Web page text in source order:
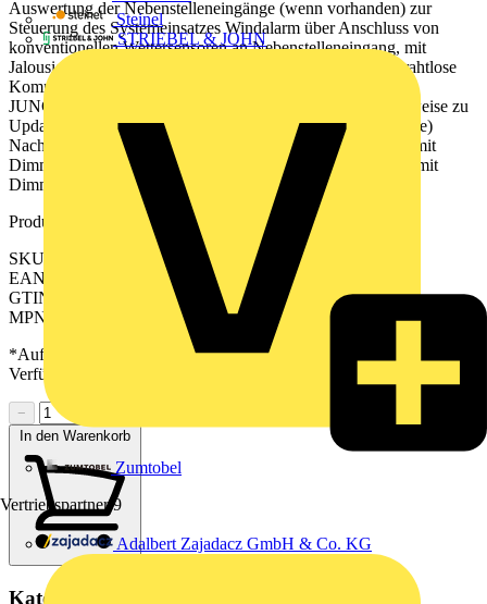
Steinel
STRIEBEL & JOHN
Zumtobel
Vertriebspartner 9
Adalbert Zajadacz GmbH & Co. KG
Auswertung der Nebenstelleneingänge (wenn vorhanden) zur
Steuerung des Systemeinsatzes Windalarm über Anschluss von
konventionellen Wettersensoren an Nebenstelleneingang, mit
Jalousieeinsatz Bluetooth® Mesh für voll verschlüsselte drahtlose
Kommunikation und Repeaterfunktion Updatefähig über
JUNG HOME App Zukünftig per Update verfügbar: (Hinweise zu
Updates und Terminen finden sie unter jung.group/junghome)
Nachtlichtfunktion mit Zeitraum für Helligkeitsabsenkung, mit
Dimmeinsatz Hotelfunktion (Orientierungslicht statt AUS), mit
Dimmeinsatz
Produktkennzeichen
SKU: BTME17102PC
EAN: 4011377207219
GTIN: 4011377207219
MPN: BT ME 17102 P C
*Auf Anfrage verfügbar - bitte in den Warenkorb legen, um
Verfügbarkeit zu prüfen
−
In den Warenkorb
Kategorien